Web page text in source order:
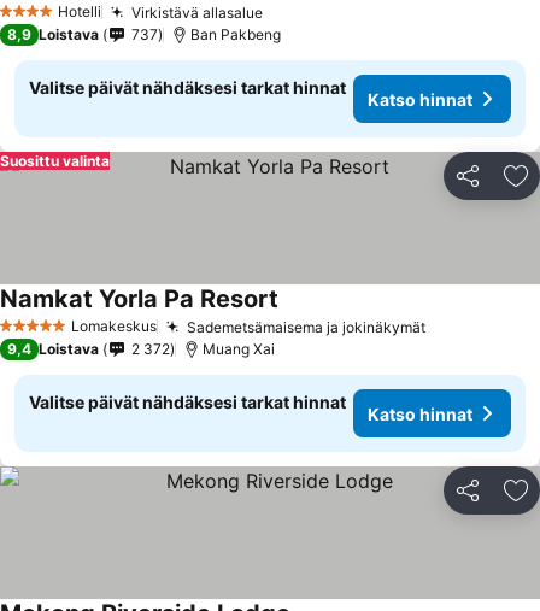
4 Tähtiluokitus
Hotelli Virkistävä allasalue
8,9 Loistava 737 Ban Pakbeng
Valitse päivät nähdäksesi tarkat hinnat
Katso hinnat
Jaa
Suosittu valinta
5 TähtiluokitusLomakeskus Sademetsämaisema ja jokinäkymät
Namkat Yorla Pa Resort
9,4 Loistava 2 372 Muang Xai
Valitse päivät nähdäksesi tarkat hinnat
Katso hinnat
Jaa